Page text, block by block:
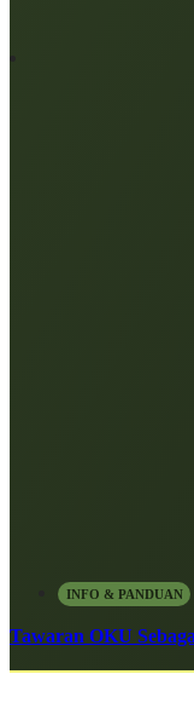
INFO & PANDUAN
Tawaran OKU